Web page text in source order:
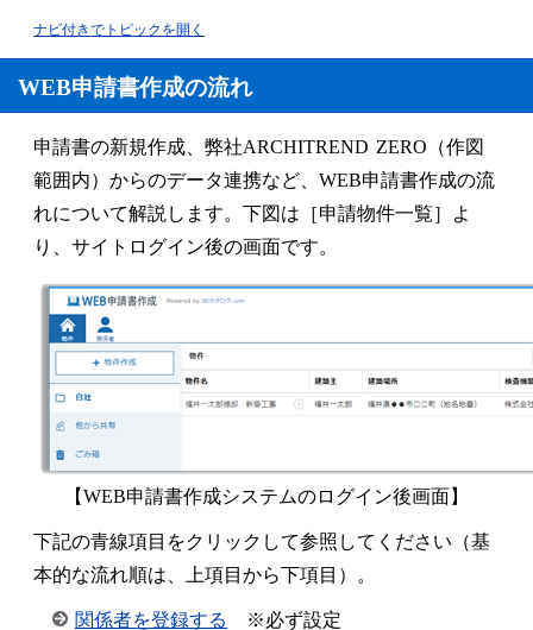
ナビ付きでトピックを開く
WEB申請書作成の流れ
申請書の新規作成、弊社ARCHITREND ZERO（作図
範囲内）からのデータ連携など、WEB申請書作成の流
れについて解説します。下図は［申請物件一覧］よ
り、サイトログイン後の画面です。
【WEB申請書作成システムのログイン後画面】
下記の青線項目をクリックして参照してください（基
本的な流れ順は、上項目から下項目）。
関係者を登録する ※必ず設定